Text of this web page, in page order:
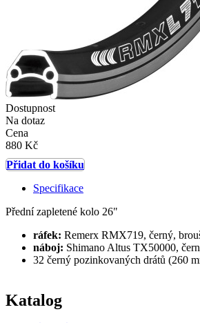
Dostupnost
Na dotaz
Cena
880 Kč
Přidat do košíku
Specifikace
Přední zapletené kolo 26"
ráfek: Remerx RMX719, černý,
náboj: Shimano Altus TX50000,
32 černý pozinkovaných drátů (260
Katalog